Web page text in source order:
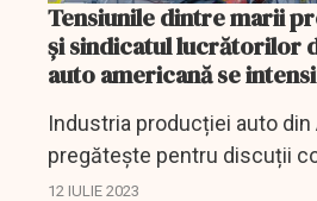
Tensiunile dintre marii
și sindicatul lucrătorilor
auto americană se
Industria producției auto din
pregătește pentru discuții
controversate, în timp ce
12 IULIE 2023